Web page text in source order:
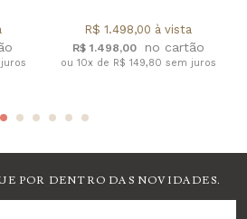
R$ 1.498,00
R$ 1.498,00 à vista
ou 10x de R$ 149,80 sem juros
POR DENTRO DAS NOVIDADES.